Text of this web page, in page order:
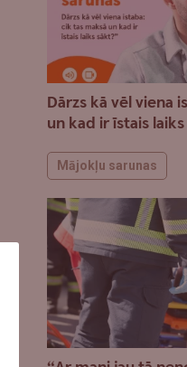
Dārzs kā vēl viena
un kad ir īstais
Mājokļu sarunas